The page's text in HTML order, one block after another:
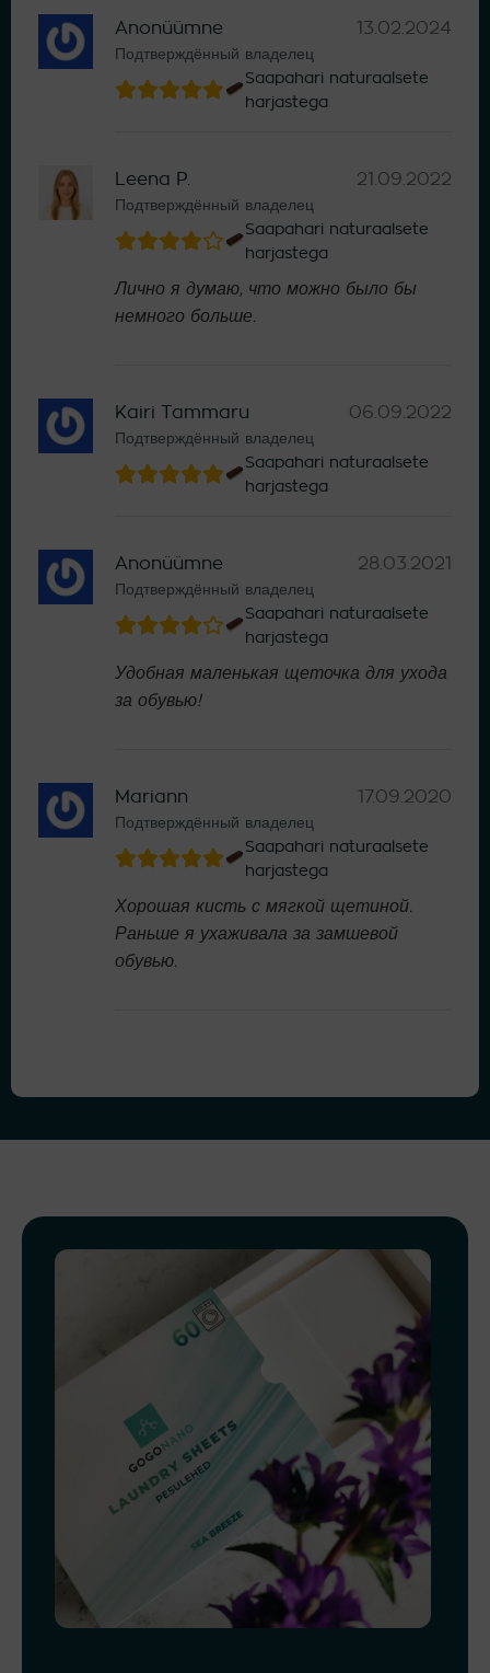
Anonüümne
Подтверждённый владелец
13.02.2024
Saapahari naturaalsete
harjastega
Leena P.
Подтверждённый владелец
21.09.2022
Saapahari naturaalsete
harjastega
Лично я думаю, что можно было бы
немного больше.
Kairi Tammaru
Подтверждённый владелец
06.09.2022
Saapahari naturaalsete
harjastega
Anonüümne
Подтверждённый владелец
28.03.2021
Saapahari naturaalsete
harjastega
Удобная маленькая щеточка для ухода
за обувью!
Mariann
Подтверждённый владелец
17.09.2020
Saapahari naturaalsete
harjastega
Хорошая кисть с мягкой щетиной.
Раньше я ухаживала за замшевой
обувью.